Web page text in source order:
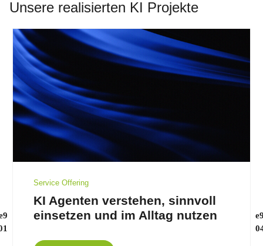
Unsere realisierten KI Projekte
Service Offering
KI Agenten verstehen, sinnvoll
einsetzen und im Alltag nutzen